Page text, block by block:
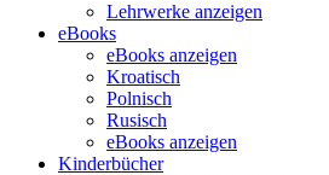
Lehrwerke anzeigen
eBooks
eBooks anzeigen
Kroatisch
Polnisch
Rusisch
eBooks anzeigen
Kinderbücher